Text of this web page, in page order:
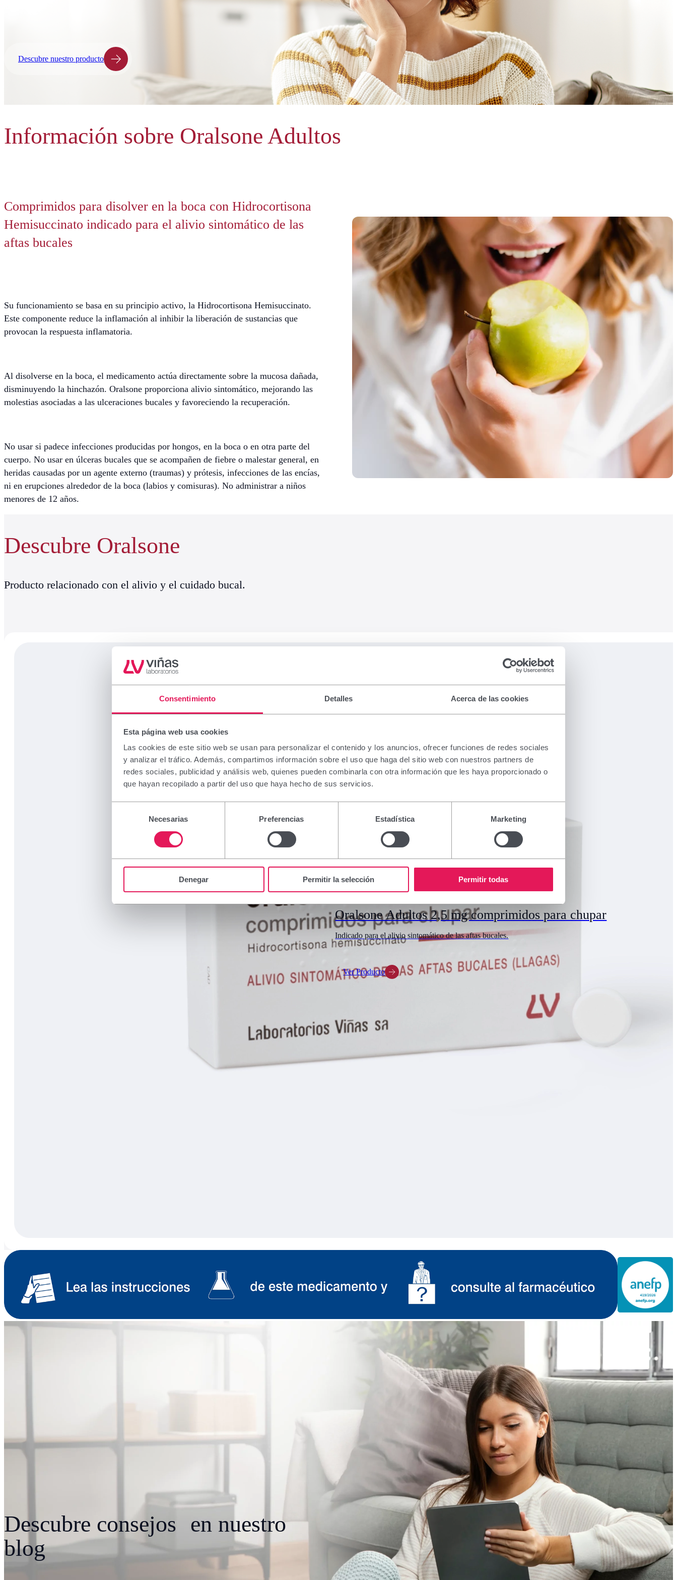
Consentimiento Detalles Acerca de las cookies
Esta página web usa cookies
Las cookies de este sitio web se usan para personalizar el contenido y los anuncios, ofrecer funciones de redes sociales
y analizar el tráfico. Además, compartimos información sobre el uso que haga del sitio web con nuestros partners de
redes sociales, publicidad y análisis web, quienes pueden combinarla con otra información que les haya proporcionado o
que hayan recopilado a partir del uso que haya hecho de sus servicios.
consentimiento
Necesarias Preferencias Estadística Marketing
Denegar Permitir la selección Permitir todas
Descubre nuestro producto
Información sobre Oralsone Adultos
Comprimidos para disolver en la boca con Hidrocortisona
Hemisuccinato indicado para el alivio sintomático de las
aftas bucales
Su funcionamiento se basa en su principio activo, la Hidrocortisona Hemisuccinato.
Este componente reduce la inflamación al inhibir la liberación de sustancias que
provocan la respuesta inflamatoria.
Al disolverse en la boca, el medicamento actúa directamente sobre la mucosa dañada,
disminuyendo la hinchazón. Oralsone proporciona alivio sintomático, mejorando las
molestias asociadas a las ulceraciones bucales y favoreciendo la recuperación.
No usar si padece infecciones producidas por hongos, en la boca o en otra parte del
cuerpo. No usar en úlceras bucales que se acompañen de fiebre o malestar general, en
heridas causadas por un agente externo (traumas) y prótesis, infecciones de las encías,
ni en erupciones alrededor de la boca (labios y comisuras). No administrar a niños
menores de 12 años.
Descubre Oralsone
Producto relacionado con el alivio y el cuidado bucal.
Oralsone Adultos 2,5 mg comprimidos para chupar
Indicado para el alivio sintomático de las aftas bucales.
Ver Producto
Descubre consejos en nuestro
blog